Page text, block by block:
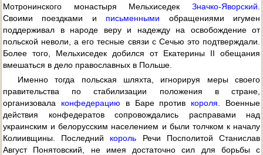
Мотронинского монастыря Мельхиседек Значко-Яворский
Своими поездками и письменными обращениями игумен
поддерживал в народе веру и надежду на освобождение от
польской неволи, а его тесные связи с Сечью это подтверждали.
Более того, Мельхиседек добился от Екатерины II обещания
вмешаться в дело православных в Польше.
Именно тогда польская шляхта, игнорируя меры своего
правительства по стабилизации положения в стране,
организовала конфедерацию в Баре против короля . Военные
действия конфедератов сопровождались расправами над
украинским и белорусским населением и были толчком к началу
Колиивщины. Последний король Речи Посполитой Станислав
Август Понятовский, не имея достаточно сил для борьбы с